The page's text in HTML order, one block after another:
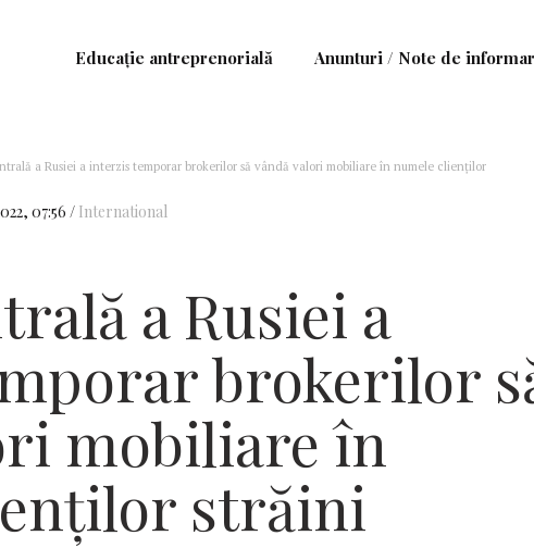
Educație antreprenorială Anunturi / Note de
a Rusiei a interzis temporar brokerilor să vândă valori mobiliare în numele clienților
07:56 International
a Rusiei a
brokerilor
mobiliare în
străini